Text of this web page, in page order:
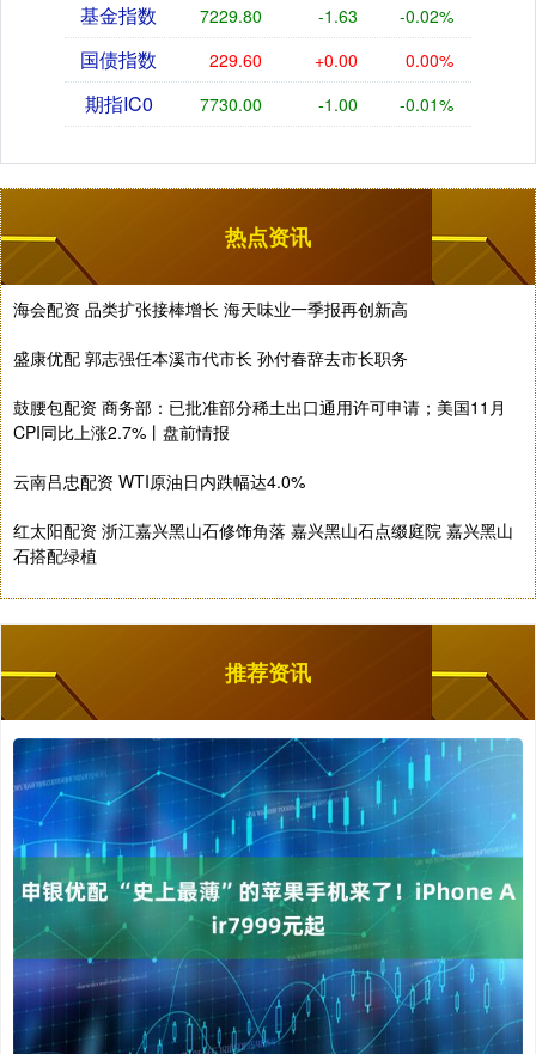
基金指数 7229.80 -1.63 -0.02%
国债指数 229.60 +0.00 0.00%
期指IC0 7730.00 -1.00 -0.01%
热点资讯
海会配资 品类扩张接棒增长 海天味业一季报再创新高
盛康优配 郭志强任本溪市代市长 孙付春辞去市长职务
鼓腰包配资 商务部：已批准部分稀土出口通用许可申请；美国11月
CPI同比上涨2.7%丨盘前情报
云南吕忠配资 WTI原油日内跌幅达4.0%
红太阳配资 浙江嘉兴黑山石修饰角落 嘉兴黑山石点缀庭院 嘉兴黑山
石搭配绿植
推荐资讯